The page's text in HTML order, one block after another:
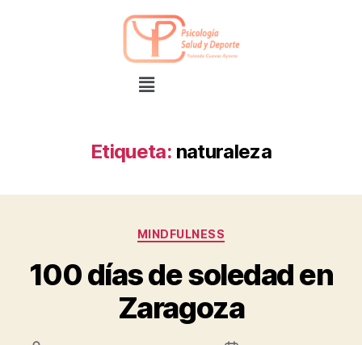
Etiqueta: naturaleza
MINDFULNESS
100 días de soledad en
Zaragoza